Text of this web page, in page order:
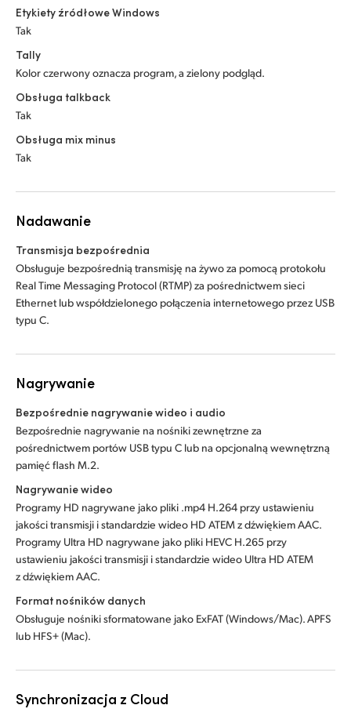
Etykiety źródłowe Windows
Tak
Tally
Kolor czerwony oznacza program, a zielony podgląd.
Obsługa talkback
Tak
Obsługa mix minus
Tak
Nadawanie
Transmisja bezpośrednia
Obsługuje bezpośrednią transmisję na żywo za pomocą protokołu
Real Time Messaging Protocol (RTMP) za pośrednictwem sieci
Ethernet lub współdzielonego połączenia internetowego przez USB
typu C.
Nagrywanie
Bezpośrednie nagrywanie wideo i audio
Bezpośrednie nagrywanie na nośniki zewnętrzne za
pośrednictwem portów USB typu C lub na opcjonalną wewnętrzną
pamięć flash M.2.
Nagrywanie wideo
Programy HD nagrywane jako pliki .mp4 H.264 przy ustawieniu
jakości transmisji i standardzie wideo HD ATEM z dźwiękiem AAC.
Programy Ultra HD nagrywane jako pliki HEVC H.265 przy
ustawieniu jakości transmisji i standardzie wideo Ultra HD ATEM
z dźwiękiem AAC.
Format nośników danych
Obsługuje nośniki sformatowane jako ExFAT (Windows/Mac). APFS
lub HFS+ (Mac).
Synchronizacja z Cloud